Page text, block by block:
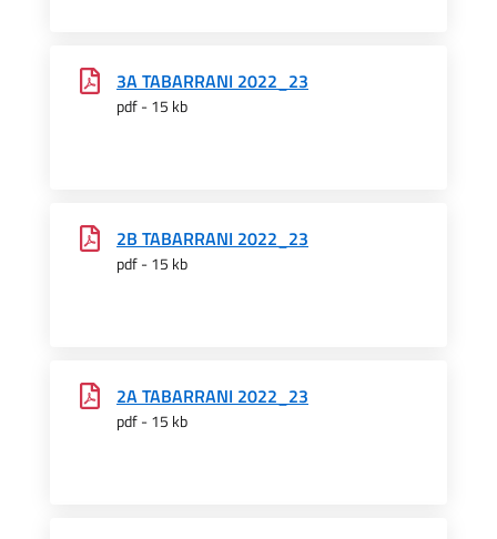
3A TABARRANI 2022_23
pdf - 15 kb
2B TABARRANI 2022_23
pdf - 15 kb
2A TABARRANI 2022_23
pdf - 15 kb